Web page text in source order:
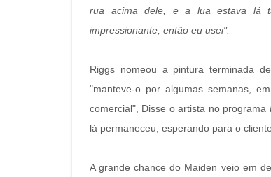
rua acima dele, e a lua estava lá
impressionante, então eu usei".
Riggs nomeou a pintura terminada
"manteve-o por algumas semanas,
comercial", Disse o artista no programa
lá permaneceu, esperando para o
A grande chance do Maiden veio em